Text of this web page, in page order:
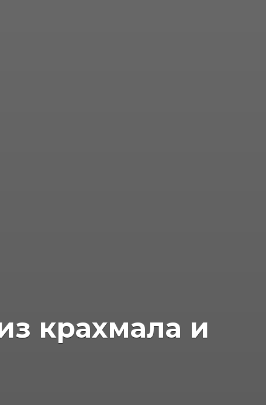
крахмала и